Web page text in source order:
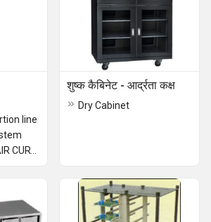
line
शुष्क कैबिनेट - आर्द्रता कक्ष
Dry Cabinet